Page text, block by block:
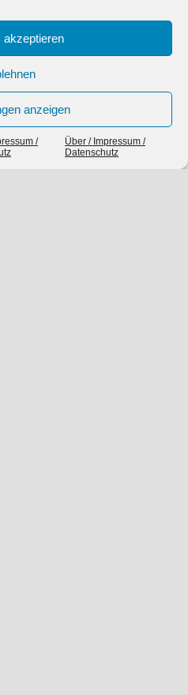
akzeptieren
anzeigen
/
Über / Impressum /
Datenschutz